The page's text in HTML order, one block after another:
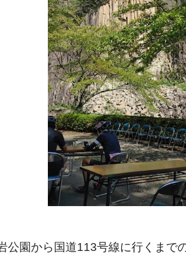
公園から国道113号線に行くまで